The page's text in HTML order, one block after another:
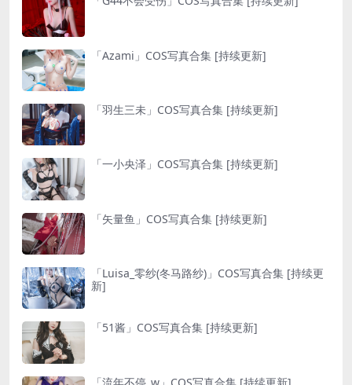
「Azami」COS写真合集 [持续更新]
「羽生三未」COS写真合集 [持续更新]
「一小央泽」COS写真合集 [持续更新]
「矢量鱼」COS写真合集 [持续更新]
「Luisa_零纱(冬马路纱)」COS写真合集 [持续更
新]
「51酱」COS写真合集 [持续更新]